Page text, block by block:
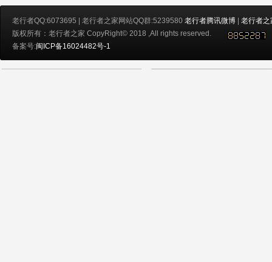
老行者QQ:6073695 | 老行者之家网站QQ群:5239580 老行者腾讯微博 | 老行者之
版权所有：老行者之家 CopyRight© 2018 ,All rights reserved.
备案号:闽ICP备16024482号-1